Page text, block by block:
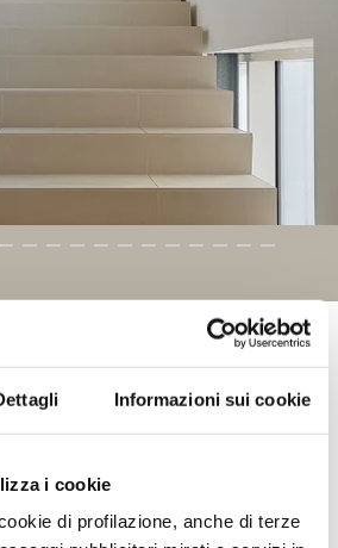
Informazioni sui cookie
i cookie
di profilazione, anche di terze
DANS LE PROJET